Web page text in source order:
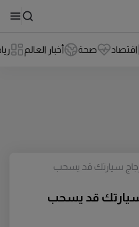
اقتصاد صحة أخبار العالم
قد يسحب
سيارتك قد يسحب